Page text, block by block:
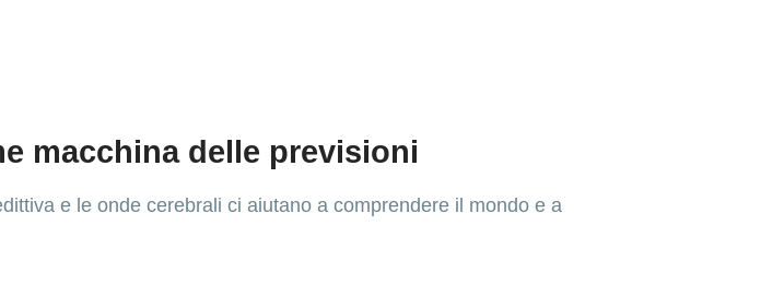
macchina delle previsioni
e le onde cerebrali ci aiutano a comprendere il mondo e a